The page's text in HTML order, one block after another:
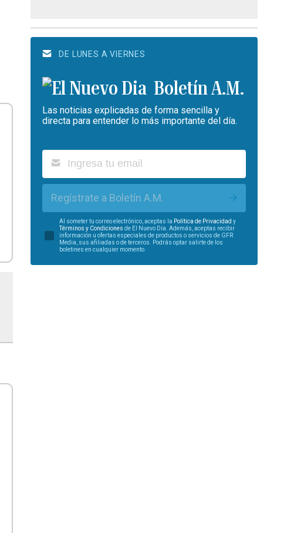
DE LUNES A VIERNES
Boletín A.M.
Las noticias explicadas de forma sencilla y
directa para entender lo más importante del día.
Regístrate a Boletín A.M.
Al someter tu correo electrónico, aceptas la Política de Privacidad y
Términos y Condiciones de El Nuevo Día. Además, aceptas recibir
información u ofertas especiales de productos o servicios de GFR
Media, sus afiliadas o de terceros. Podrás optar salirte de los
boletines en cualquier momento.